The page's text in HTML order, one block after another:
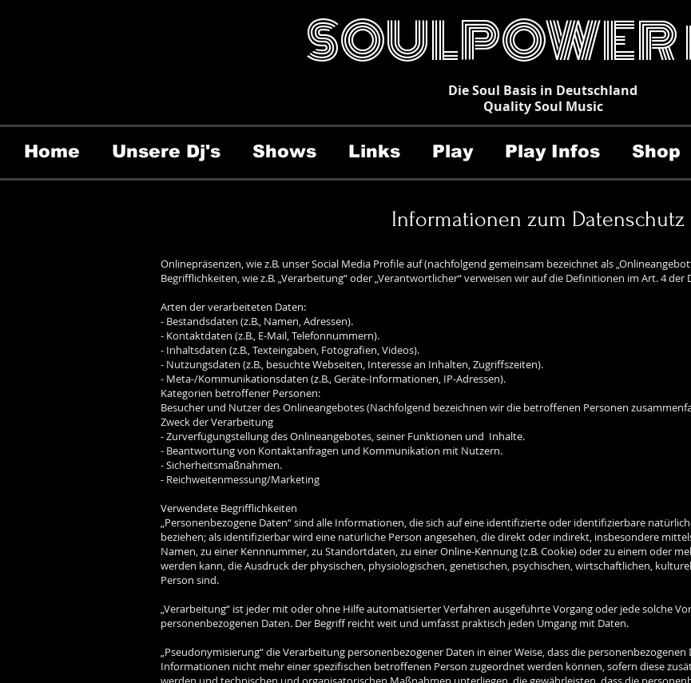
Die Soul Basis in Deutschland
Quality Soul Music
Home Unsere Dj's Shows Links Play Play Infos Shop
Informationen zum Datenschutz
Onlinepräsenzen, wie z.B. unser Social Media Profile auf (nachfolgend gemeinsam bezeichnet als
Begrifflichkeiten, wie z.B. „Verarbeitung“ oder „Verantwortlicher“ verweisen wir auf die Definitionen im Art. 4
Arten der verarbeiteten Daten:
- Bestandsdaten (z.B., Namen, Adressen).
- Kontaktdaten (z.B., E-Mail, Telefonnummern).
- Inhaltsdaten (z.B., Texteingaben, Fotografien, Videos).
- Nutzungsdaten (z.B., besuchte Webseiten, Interesse an Inhalten, Zugriffszeiten).
- Meta-/Kommunikationsdaten (z.B., Geräte-Informationen, IP-Adressen).
Kategorien betroffener Personen:
Besucher und Nutzer des Onlineangebotes (Nachfolgend bezeichnen wir die betroffenen Personen
Zweck der Verarbeitung
- Zurverfügungstellung des Onlineangebotes, seiner Funktionen und Inhalte.
- Beantwortung von Kontaktanfragen und Kommunikation mit Nutzern.
- Sicherheitsmaßnahmen.
- Reichweitenmessung/Marketing
Verwendete Begrifflichkeiten
„Personenbezogene Daten“ sind alle Informationen, die sich auf eine identifizierte oder identifizierbare
beziehen; als identifizierbar wird eine natürliche Person angesehen, die direkt oder indirekt, insbesondere
Namen, zu einer Kennnummer, zu Standortdaten, zu einer Online-Kennung (z.B. Cookie) oder zu einem oder
werden kann, die Ausdruck der physischen, physiologischen, genetischen, psychischen, wirtschaftlichen,
Person sind.
„Verarbeitung“ ist jeder mit oder ohne Hilfe automatisierter Verfahren ausgeführte Vorgang oder jede solche
personenbezogenen Daten. Der Begriff reicht weit und umfasst praktisch jeden Umgang mit Daten.
„Pseudonymisierung“ die Verarbeitung personenbezogener Daten in einer Weise, dass die
Informationen nicht mehr einer spezifischen betroffenen Person zugeordnet werden können, sofern diese